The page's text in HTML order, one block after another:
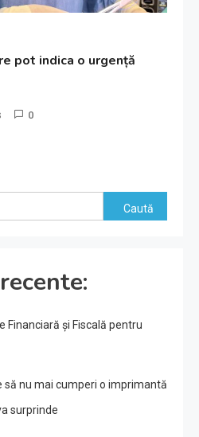
pot indica o urgență
0
Caută
Financiară și Fiscală pentru
să nu mai cumperi o imprimantă
surprinde